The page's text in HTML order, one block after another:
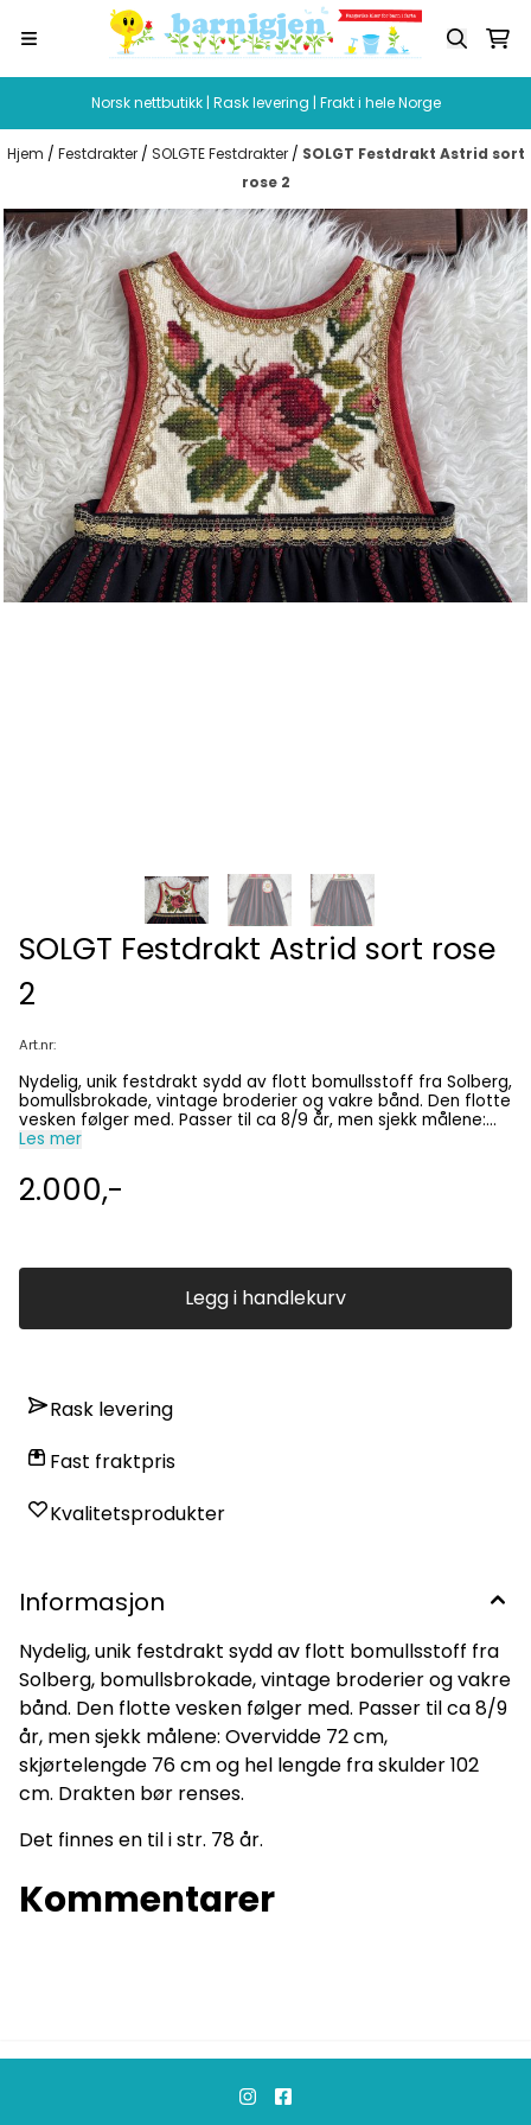
Hopp til innhold
Norsk nettbutikk | Rask levering | Frakt i hele Norge
Hjem / Festdrakter / SOLGTE Festdrakter / SOLGT Festdrakt Astrid sort
rose 2
SOLGT Festdrakt Astrid sort rose
2
Art.nr:
Nydelig, unik festdrakt sydd av flott bomullsstoff fra Solberg,
bomullsbrokade, vintage broderier og vakre bånd. Den flotte
vesken følger med. Passer til ca 8/9 år, men sjekk målene:
Overvidde 72 cm, skjørtelengde 76 cm og hel lengde fra
år.
Les mer
2.000,-
Legg i handlekurv
Rask levering
Fast fraktpris
Kvalitetsprodukter
Informasjon
Nydelig, unik festdrakt sydd av flott bomullsstoff fra
Solberg, bomullsbrokade, vintage broderier og vakre
bånd. Den flotte vesken følger med. Passer til ca 8/9
år, men sjekk målene: Overvidde 72 cm,
skjørtelengde 76 cm og hel lengde fra skulder 102
cm. Drakten bør renses.
Det finnes en til i str. 78 år.
Kommentarer